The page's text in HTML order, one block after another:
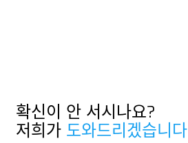
확신이 안 서시나요?
저희가 도와드리겠습니다